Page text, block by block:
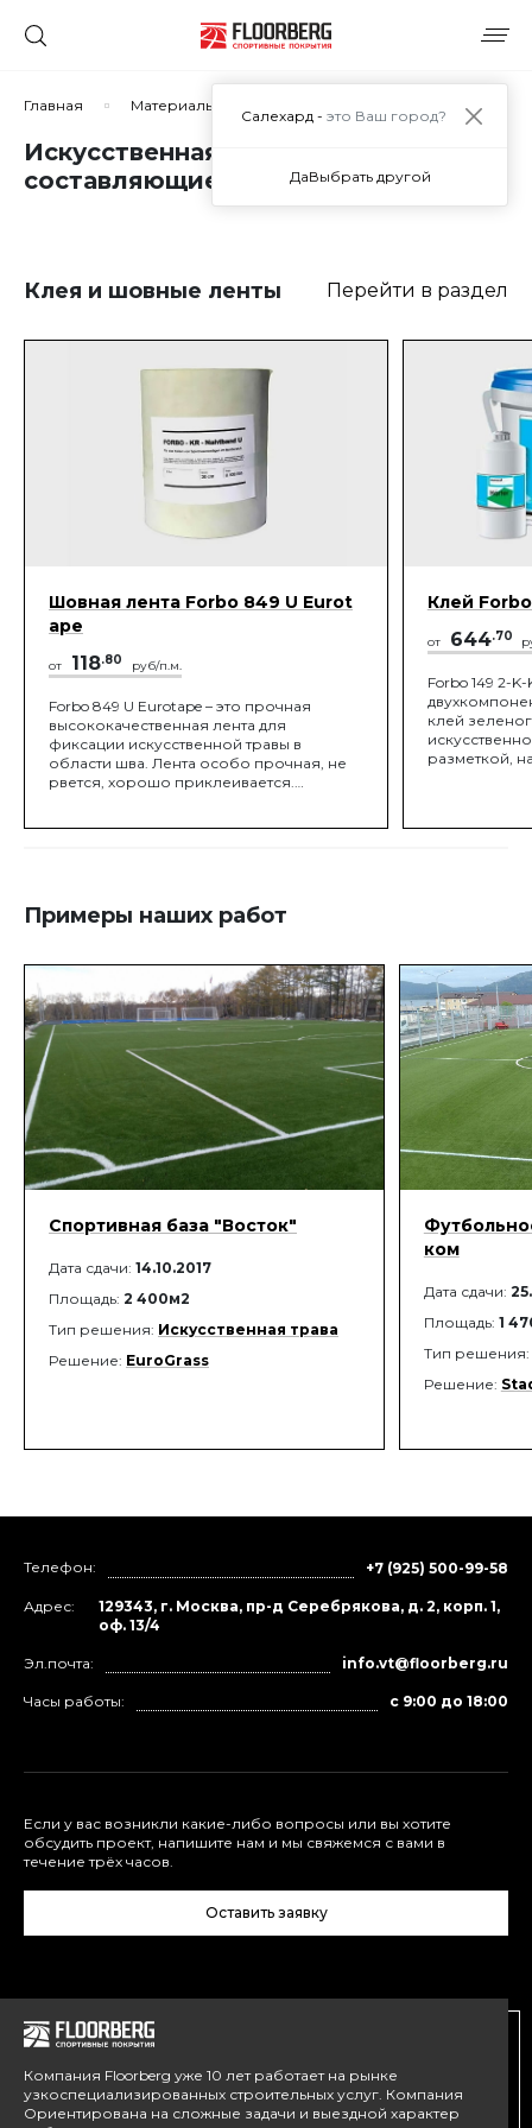
Главная Материалы Искусственная трава и
Искусственная трава и
составляющие
Клея и шовные ленты Перейти в раздел
Шовная лента Forbo 849 U Eurot
ape
от 118.80 руб/п.м.
Forbo 849 U Eurotape – это прочная
высококачественная лента для
фиксации искусственной травы в
области шва. Лента особо прочная, не
рвется, хорошо приклеивается.
Клей
от 644.70
Forbo 149 2-
клей
разметкой,
клеевую
Примеры наших работ
Спортивная база "Восток"
Дата сдачи: 14.10.2017
Площадь: 2 400м2
Тип решения: Искусственная трава
Решение: EuroGrass
ком
Дата сдачи:
Площадь: 1
Тип решения:
Решение:
Компания Floorberg уже 10 лет работает на рынке
узкоспециализированных строительных услуг. Компания
Ориентирована на сложные задачи и выездной характер
Телефон: +7 (925) 500-99-58
Адрес:
129343, г. Москва, пр-д Серебрякова, д. 2, корп. 1,
оф. 13/4
Эл.почта: info.vt@floorberg.ru
Часы работы: с 9:00 до 18:00
Если у вас возникли какие-либо вопросы или вы хотите
обсудить проект, напишите нам и мы свяжемся с вами в
течение трёх часов.
Оставить заявку
Салехард - это Ваш город?
ДаВыбрать другой